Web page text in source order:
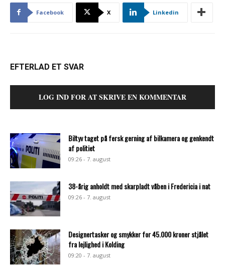
Facebook X Linkedin
EFTERLAD ET SVAR
LOG IND FOR AT SKRIVE EN KOMMENTAR
Biltyv taget på fersk gerning af bilkamera og genkendt
af politiet
09:26 - 7. august
38-årig anholdt med skarpladt våben i Fredericia i nat
09:26 - 7. august
Designertasker og smykker for 45.000 kroner stjålet
fra lejlighed i Kolding
09:20 - 7. august